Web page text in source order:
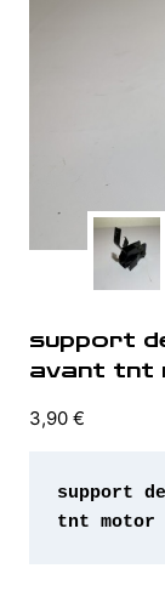
support
avant tnt
3,90 €
support
tnt motor